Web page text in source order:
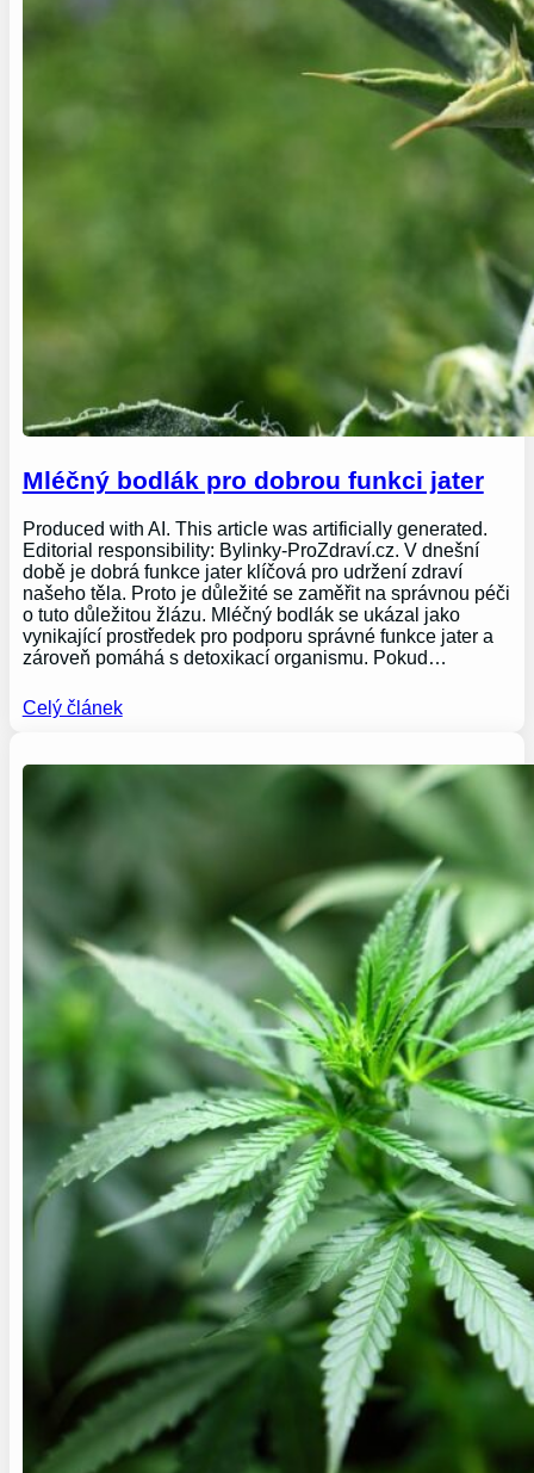
Mléčný bodlák pro dobrou funkci jater
Produced with AI. This article was artificially generated.
Editorial responsibility: Bylinky-ProZdraví.cz. V dnešní
době je dobrá funkce jater klíčová pro udržení zdraví
našeho těla. Proto je důležité se zaměřit na správnou péči
o tuto důležitou žlázu. Mléčný bodlák se ukázal jako
vynikající prostředek pro podporu správné funkce jater a
zároveň pomáhá s detoxikací organismu. Pokud…
Celý článek